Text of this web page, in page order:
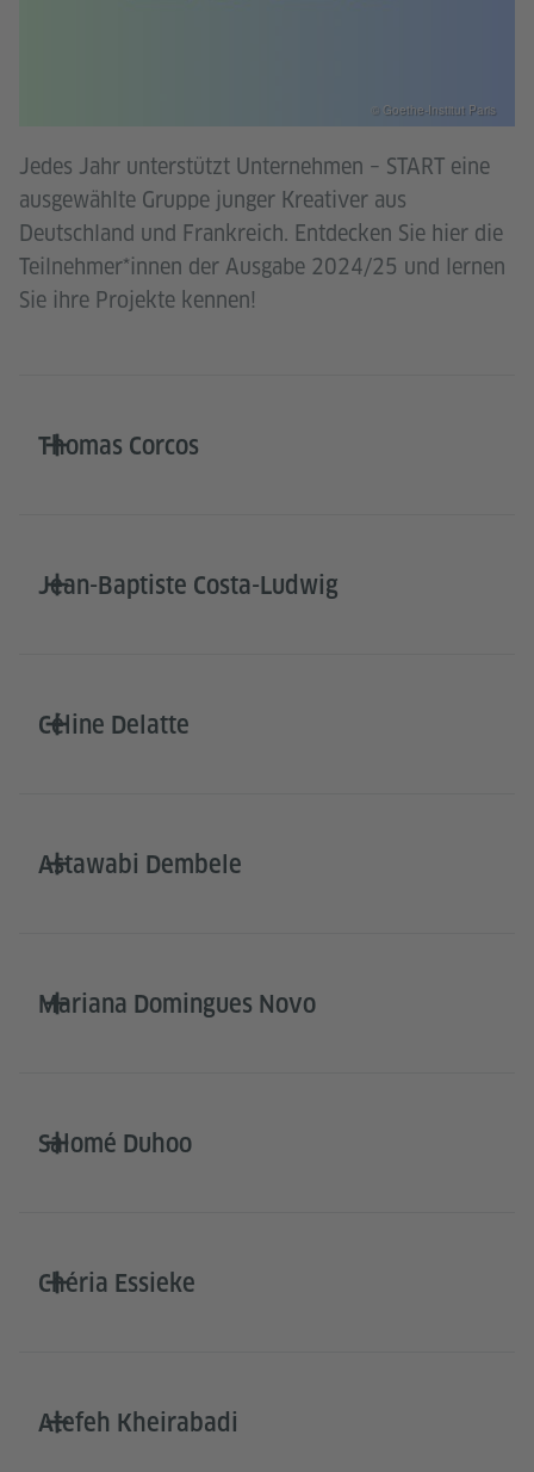
Jedes Jahr unterstützt Unternehmen – START eine
ausgewählte Gruppe junger Kreativer aus
Deutschland und Frankreich. Entdecken Sie hier die
Teilnehmer*innen der Ausgabe 2024/25 und lernen
Sie ihre Projekte kennen!
© Goethe-Institut Paris
Thomas Corcos
Jean-Baptiste Costa-Ludwig
Céline Delatte
Astawabi Dembele
Mariana Domingues Novo
Salomé Duhoo
Chéria Essieke
Atefeh Kheirabadi